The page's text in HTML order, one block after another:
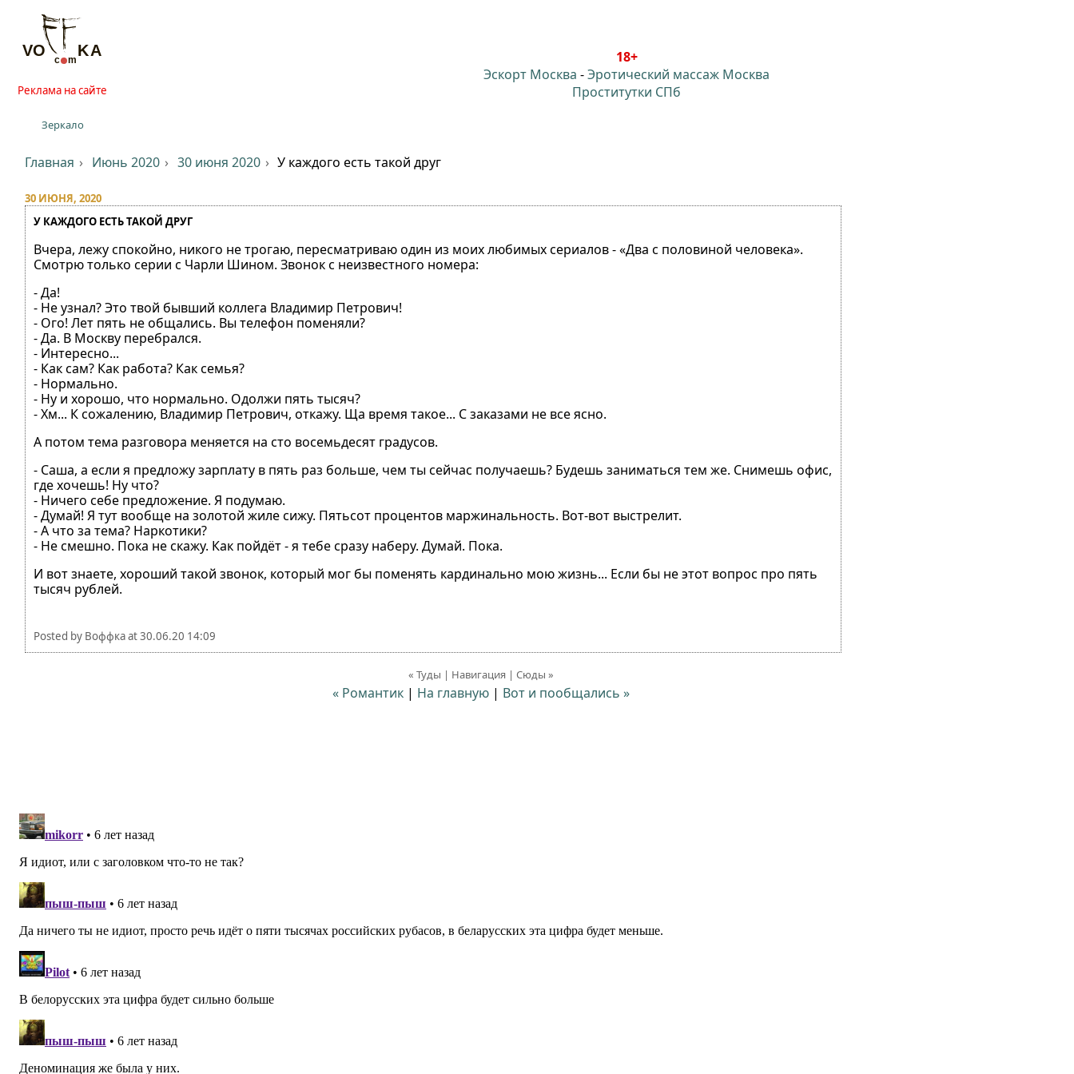
Реклама на сайте
Зеркало
18+
Эскорт Москва -Эротический массаж Москва
Проститутки СПб
Главная Июнь 2020 30 июня 2020 У каждого есть такой друг
30 ИЮНЯ, 2020
У КАЖДОГО ЕСТЬ ТАКОЙ ДРУГ
Вчера, лежу спокойно, никого не трогаю, пересматриваю один из моих любимых сериалов - «Два с половиной человека».
Смотрю только серии с Чарли Шином. Звонок с неизвестного номера:
- Да!
- Не узнал? Это твой бывший коллега Владимир Петрович!
- Ого! Лет пять не общались. Вы телефон поменяли?
- Да. В Москву перебрался.
- Интересно...
- Как сам? Как работа? Как семья?
- Нормально.
- Ну и хорошо, что нормально. Одолжи пять тысяч?
- Хм... К сожалению, Владимир Петрович, откажу. Ща время такое... С заказами не все ясно.
А потом тема разговора меняется на сто восемьдесят градусов.
- Саша, а если я предложу зарплату в пять раз больше, чем ты сейчас получаешь? Будешь заниматься тем же. Снимешь офис,
где хочешь! Ну что?
- Ничего себе предложение. Я подумаю.
- Думай! Я тут вообще на золотой жиле сижу. Пятьсот процентов маржинальность. Вот-вот выстрелит.
- А что за тема? Наркотики?
- Не смешно. Пока не скажу. Как пойдёт - я тебе сразу наберу. Думай. Пока.
И вот знаете, хороший такой звонок, который мог бы поменять кардинально мою жизнь... Если бы не этот вопрос про пять
тысяч рублей.
Posted by Воффкаat30.06.20 14:09
« Туды | Навигация | Сюды »
« Романтик | На главную | Вот и пообщались »